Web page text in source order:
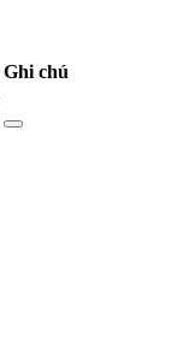
Ghi chú